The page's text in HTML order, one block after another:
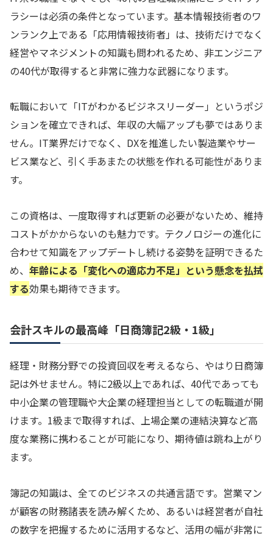
ラシーは必須の条件となっています。基本情報技術者のワ
ンランク上である「応用情報技術者」は、技術だけでなく
経営やマネジメントの知識も問われるため、非エンジニア
の40代が取得すると非常に強力な武器になります。
転職において「ITがわかるビジネスリーダー」というポジ
ションを確立できれば、年収の大幅アップも夢ではありま
せん。IT業界だけでなく、DXを推進したい製造業やサー
ビス業など、引く手あまたの状態を作れる可能性がありま
す。
この資格は、一度取得すれば更新の必要がないため、維持
コストがかからないのも魅力です。テクノロジーの進化に
合わせて知識をアップデートし続ける姿勢を証明できるた
め、 年齢による「変化への適応力不足」という懸念を払拭
する効果も期待できます。
会計スキルの最高峰「日商簿記2級・1級」
経理・財務分野での投資回収を考えるなら、やはり日商簿
記は外せません。特に2級以上であれば、40代であっても
中小企業の管理職や大企業の経理担当としての転職道が開
けます。1級まで取得すれば、上場企業の連結決算など高
度な業務に携わることが可能になり、期待値は跳ね上がり
ます。
簿記の知識は、全てのビジネスの共通言語です。営業マン
が顧客の財務諸表を読み解くため、あるいは経営者が自社
の数字を把握するために活用するなど、活用の幅が非常に